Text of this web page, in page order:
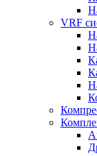
VRF